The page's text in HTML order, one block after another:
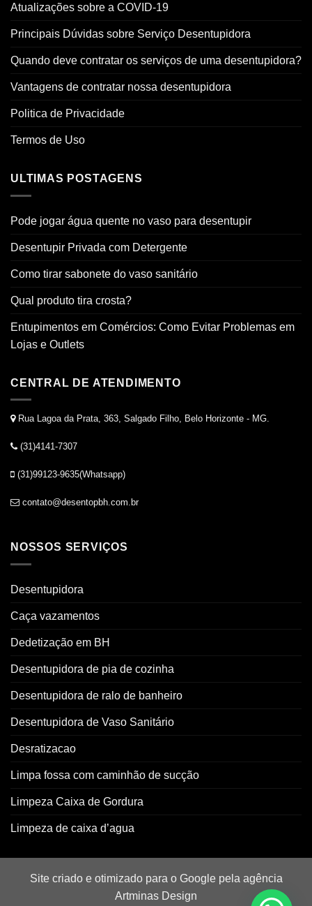
Atualizações sobre a COVID-19
Principais Dúvidas sobre Serviço Desentupidora
Quando deve contratar os serviços de uma desentupidora?
Vantagens de contratar nossa desentupidora
Politica de Privacidade
Termos de Uso
ULTIMAS POSTAGENS
Pode jogar água quente no vaso para desentupir
Desentupir Privada com Detergente
Como tirar sabonete do vaso sanitário
Qual produto tira crosta?
Entupimentos em Comércios: Como Evitar Problemas em
Lojas e Outlets
CENTRAL DE ATENDIMENTO
Rua Lagoa da Prata, 363, Salgado Filho, Belo Horizonte - MG.
(31)4141-7307
(31)99123-9635(Whatsapp)
contato@desentopbh.com.br
NOSSOS SERVIÇOS
Desentupidora
Caça vazamentos
Dedetização em BH
Desentupidora de pia de cozinha
Desentupidora de ralo de banheiro
Desentupidora de Vaso Sanitário
Desratizacao
Limpa fossa com caminhão de sucção
Limpeza Caixa de Gordura
Limpeza de caixa d’agua
Site criado e otimizado para o Google pela agência
Artminas Design